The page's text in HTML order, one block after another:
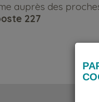
auprès des
227